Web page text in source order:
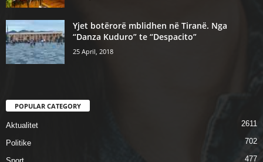
Yjet botërorë mblidhen në Tiranë. Nga
“Danza Kuduro” te “Despacito”
25 April, 2018
POPULAR CATEGORY
Aktualitet 2611
Politike 702
477